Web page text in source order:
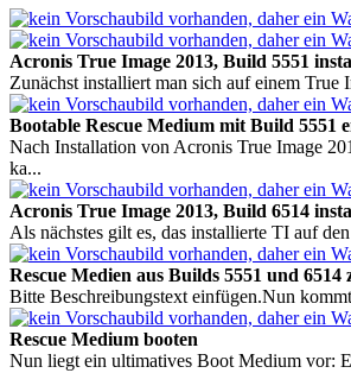
Acronis True Image 2013, Build 5551
Zunächst installiert man sich auf einem
Bootable Rescue Medium mit Build 5551
Nach Installation von Acronis True Image
ka...
Acronis True Image 2013, Build 6514
Als nächstes gilt es, das installierte TI auf
Rescue Medien aus Builds 5551 und 6514
Bitte Beschreibungstext einfügen.Nun
Rescue Medium booten
Nun liegt ein ultimatives Boot Medium vor: